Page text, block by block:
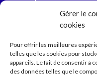
Gérer le
cookies
Pour offrir les meilleures
telles que les cookies pour
appareils. Le fait de consentir à
des données telles que le
mensuelle et